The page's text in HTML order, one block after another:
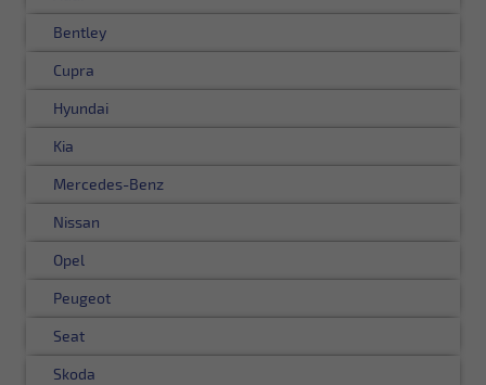
Bentley
Cupra
Hyundai
Kia
Mercedes-Benz
Nissan
Opel
Peugeot
Seat
Skoda